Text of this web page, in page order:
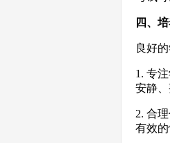
四、
良好
1. 专
安静、
2. 合
有效的